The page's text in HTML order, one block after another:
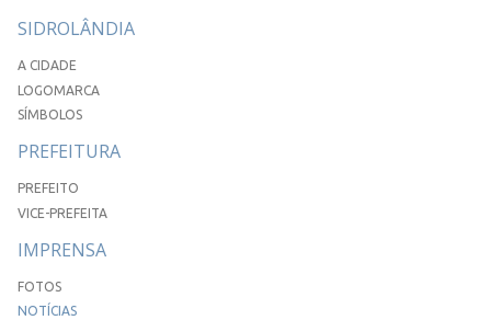
SIDROLÂNDIA
A CIDADE
LOGOMARCA
SÍMBOLOS
PREFEITURA
PREFEITO
VICE-PREFEITA
IMPRENSA
FOTOS
NOTÍCIAS